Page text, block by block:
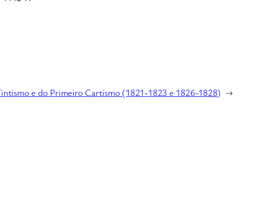
e do Primeiro Cartismo (1821-1823 e 1826-1828) →